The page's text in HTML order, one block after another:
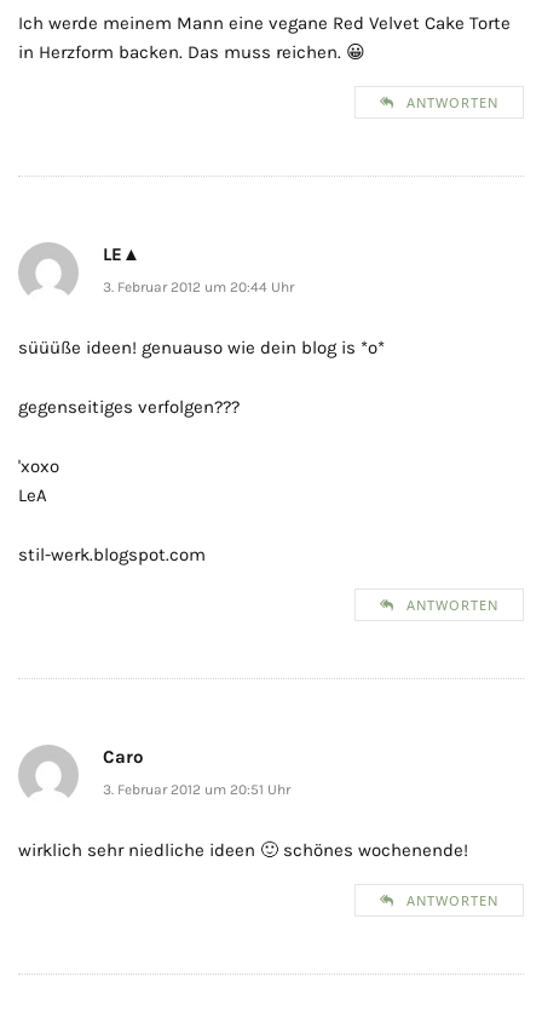
Ich werde meinem Mann eine vegane Red Velvet Cake Torte
in Herzform backen. Das muss reichen. 😀
ANTWORTEN
LE▲
3. Februar 2012 um 20:44 Uhr
süüüße ideen! genuauso wie dein blog is *o*
gegenseitiges verfolgen???
'xoxo
LeA
stil-werk.blogspot.com
ANTWORTEN
Caro
3. Februar 2012 um 20:51 Uhr
wirklich sehr niedliche ideen 🙂 schönes wochenende!
ANTWORTEN